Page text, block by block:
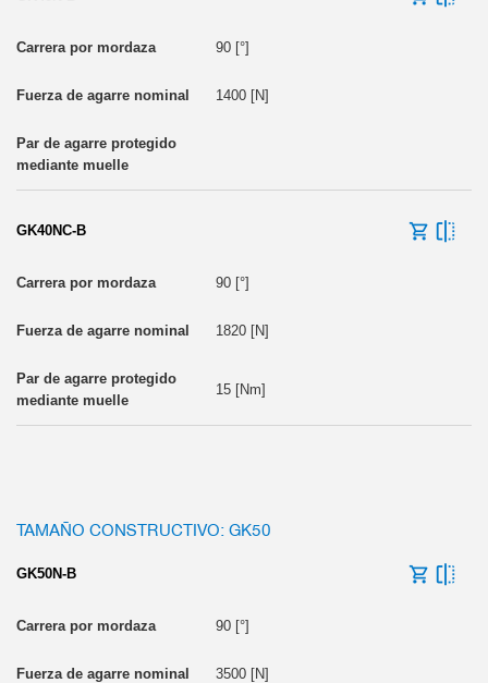
90 [°]
1400 [N]
GK40NC-B
90 [°]
1820 [N]
15 [Nm]
TAMAÑO CONSTRUCTIVO: GK50
GK50N-B
90 [°]
3500 [N]